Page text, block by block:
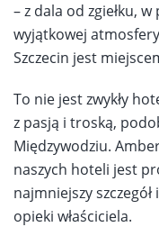
– z dala od zgiełku,
wyjątkowej
Szczecin jest
To nie jest zwykły
z pasją i troską,
Międzywodziu.
naszych hoteli jest
najmniejszy
opieki właściciela.